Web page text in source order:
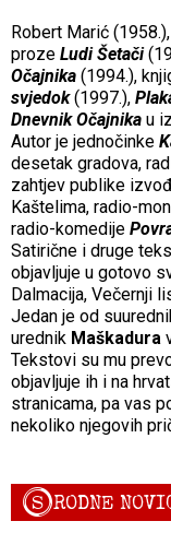
Robert Marić
proze Ludi Šetači
Očajnika (1994.),
svjedok(1997.),
Dnevnik Očajnika u
Autor je jednočinke
desetak gradova,
zahtjev publike
Kaštelima, radio-
radio-komedije
Satirične i druge
objavljuje u gotovo
Dalmacija, Večernji
Jedan je od
urednik Maškadura
Tekstovi su mu
objavljuje ih i na
stranicama, pa vas
nekoliko njegovih
SRODNE